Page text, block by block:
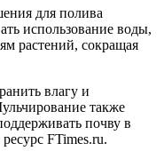
для полива
использование воды,
растений, сокращая
влагу и
также
почву в
FTimes.ru.